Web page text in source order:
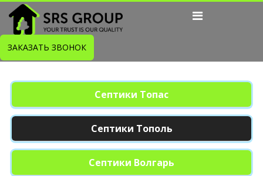
ЗАКАЗАТЬ ЗВОНОК
Септики Топас
Септики Тополь
Септики Волгарь